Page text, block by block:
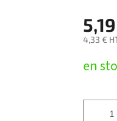
4,33 €
de
en